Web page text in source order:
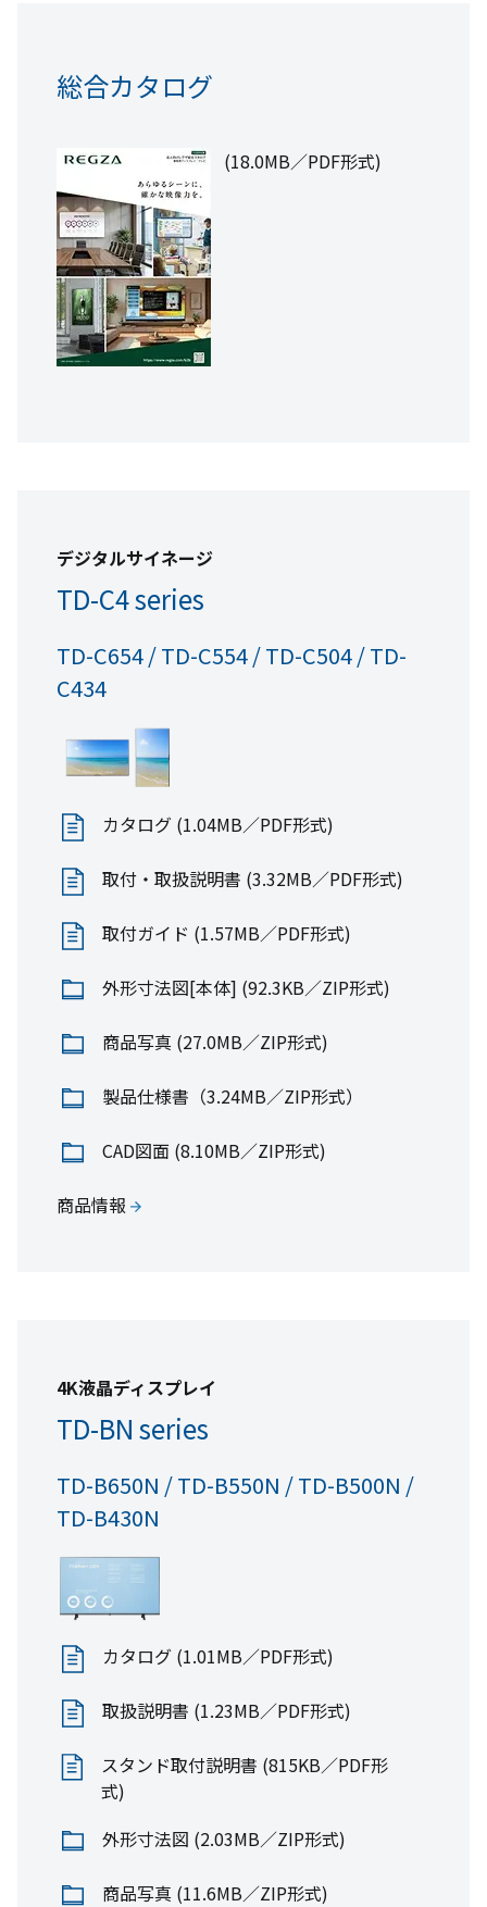
総合カタログ
(18.0MB／PDF形式)
デジタルサイネージ
TD-C4 series
TD-C654 / TD-C554 / TD-C504 / TD-
C434
カタログ (1.04MB／PDF形式)
取付・取扱説明書 (3.32MB／PDF形式)
取付ガイド (1.57MB／PDF形式)
外形寸法図[本体] (92.3KB／ZIP形式)
商品写真 (27.0MB／ZIP形式)
製品仕様書（3.24MB／ZIP形式）
CAD図面 (8.10MB／ZIP形式)
商品情報
4K液晶ディスプレイ
TD-BN series
TD-B650N / TD-B550N / TD-B500N /
TD-B430N
カタログ (1.01MB／PDF形式)
取扱説明書 (1.23MB／PDF形式)
スタンド取付説明書 (815KB／PDF形
式)
外形寸法図 (2.03MB／ZIP形式)
商品写真 (11.6MB／ZIP形式)
液晶モニター
RM-27N5SR
取扱説明書 (816KB／PDF形式)
外形寸法図 (141KB／ZIP形式)
商品情報
液晶モニター
RM-27N4SR
共通資料
カタログ(8.97MB／PDF形式)
液晶モニター
RM-24N3SR
共通資料
カタログ(8.97MB／PDF形式)
iSignWeb for TSB
J8SNG series / TD-E series
カタログ (889KB／PDF形式)
商品情報
壁掛け金具
FPT-WA16
カタログ (736KB／PDF形式)
取扱説明書 (280KB／PDF形式)
FPT-WA15
カタログ (2.81MB／PDF形式)
取扱説明書 (542KB／PDF形式)
TV Stick
4K Google TV Stick RSG-11B​
4K Google TV Stick RSG-11B​
取扱説明書 (661KB／PDF形式)
タッチパネル
全て見る